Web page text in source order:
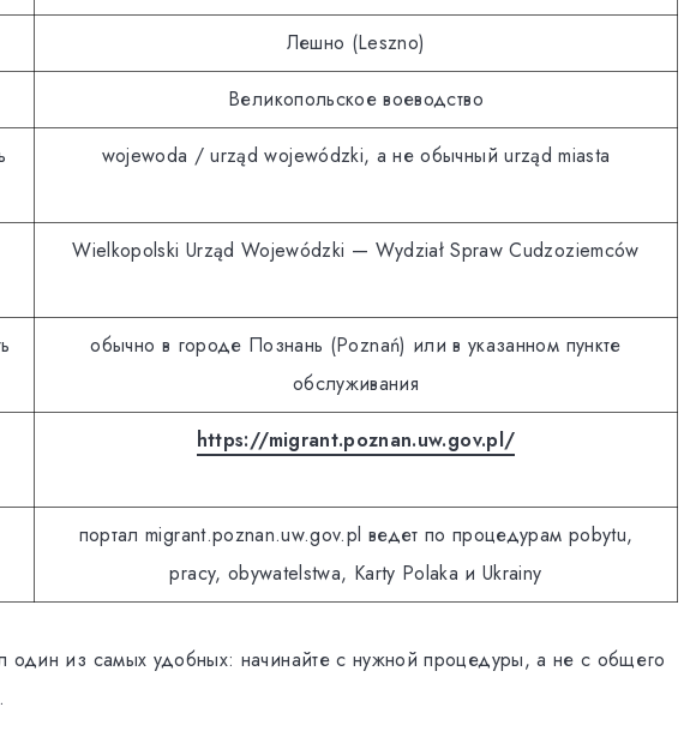
Лешно (Leszno)
Великопольское воеводство
wojewoda / urząd wojewódzki, а не обычный urząd miasta
Wielkopolski Urząd Wojewódzki — Wydział Spraw Cudzoziemców
обычно в городе Познань (Poznań) или в указанном пункте
обслуживания
https://migrant.poznan.uw.gov.pl/
портал migrant.poznan.uw.gov.pl ведет по процедурам pobytu,
pracy, obywatelstwa, Karty Polaka и Ukrainy
один из самых удобных: начинайте с нужной процедуры, а не с общего